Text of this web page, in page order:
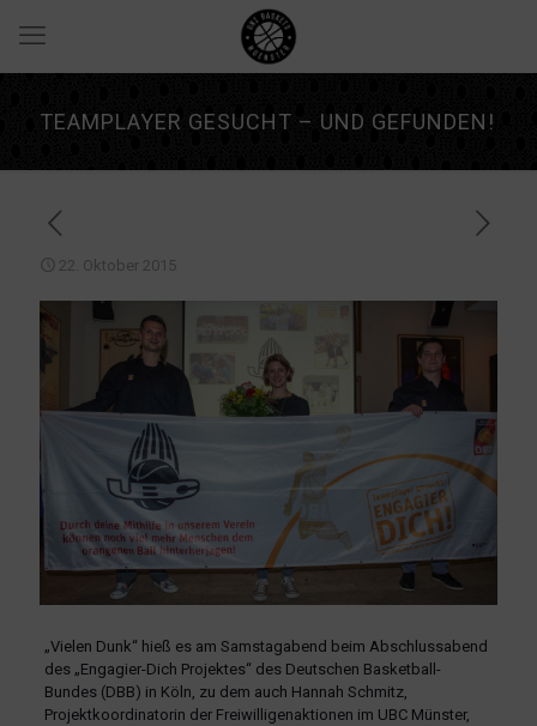
TEAMPLAYER GESUCHT – UND GEFUNDEN!
22. Oktober 2015
„Vielen Dunk“ hieß es am Samstagabend beim Abschlussabend
des „Engagier-Dich Projektes“ des Deutschen Basketball-
Bundes (DBB) in Köln, zu dem auch Hannah Schmitz,
Projektkoordinatorin der Freiwilligenaktionen im UBC Münster,